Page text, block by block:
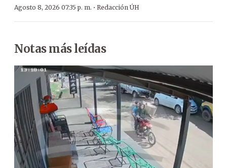
Agosto 8, 2026 07:35 p. m. · Redacción ÚH
Notas más leídas